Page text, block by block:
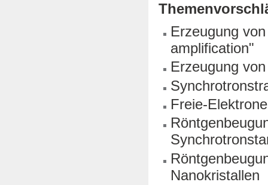
Erzeugung
amplification"
Erzeugung
Freie-
Nanokristallen